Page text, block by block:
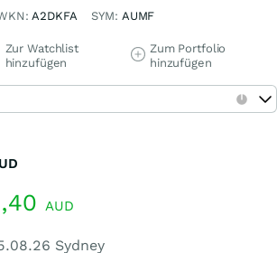
A2DKFA SYM: AUMF
Zur Watchlist
hinzufügen
Zum Portfolio
hinzufügen
AUD
Sydney